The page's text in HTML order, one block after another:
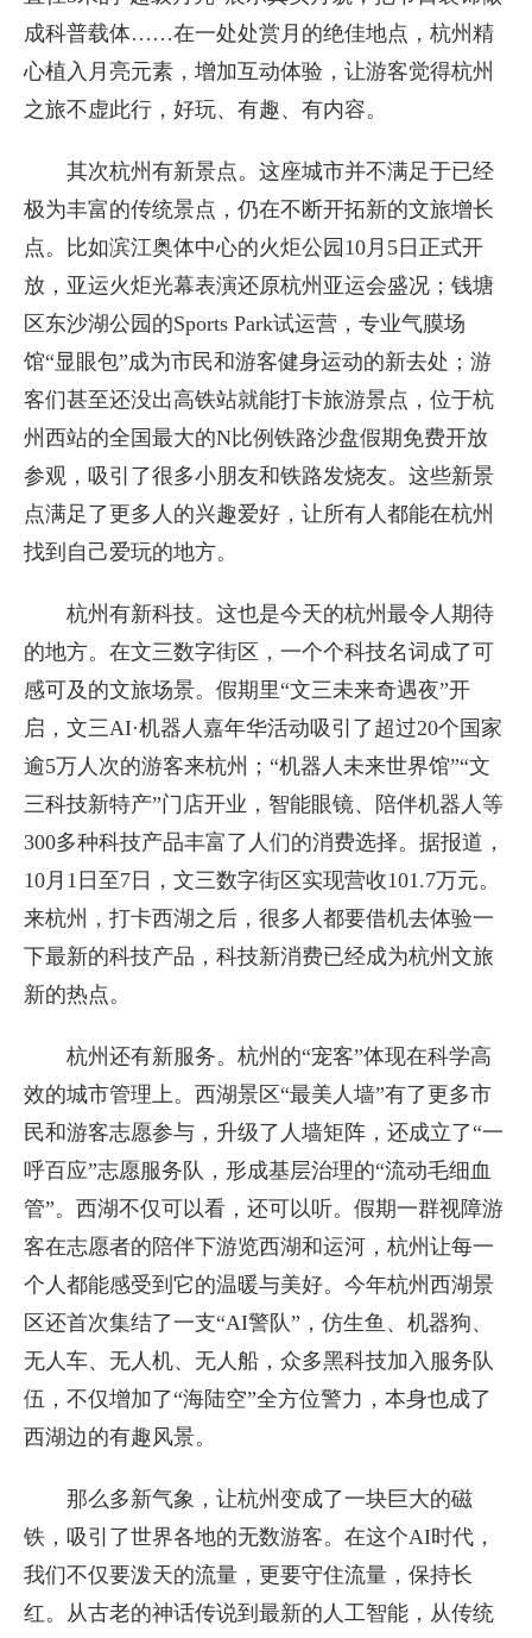
成科普载体……在一处处赏月的绝佳地点，杭州精
心植入月亮元素，增加互动体验，让游客觉得杭州
之旅不虚此行，好玩、有趣、有内容。
其次杭州有新景点。这座城市并不满足于已经
极为丰富的传统景点，仍在不断开拓新的文旅增长
点。比如滨江奥体中心的火炬公园10月5日正式开
放，亚运火炬光幕表演还原杭州亚运会盛况；钱塘
区东沙湖公园的Sports Park试运营，专业气膜场
馆“显眼包”成为市民和游客健身运动的新去处；游
客们甚至还没出高铁站就能打卡旅游景点，位于杭
州西站的全国最大的N比例铁路沙盘假期免费开放
参观，吸引了很多小朋友和铁路发烧友。这些新景
点满足了更多人的兴趣爱好，让所有人都能在杭州
找到自己爱玩的地方。
杭州有新科技。这也是今天的杭州最令人期待
的地方。在文三数字街区，一个个科技名词成了可
感可及的文旅场景。假期里“文三未来奇遇夜”开
启，文三AI·机器人嘉年华活动吸引了超过20个国家
逾5万人次的游客来杭州；“机器人未来世界馆”“文
三科技新特产”门店开业，智能眼镜、陪伴机器人等
300多种科技产品丰富了人们的消费选择。据报道，
10月1日至7日，文三数字街区实现营收101.7万元。
来杭州，打卡西湖之后，很多人都要借机去体验一
下最新的科技产品，科技新消费已经成为杭州文旅
新的热点。
杭州还有新服务。杭州的“宠客”体现在科学高
效的城市管理上。西湖景区“最美人墙”有了更多市
民和游客志愿参与，升级了人墙矩阵，还成立了“一
呼百应”志愿服务队，形成基层治理的“流动毛细血
管”。西湖不仅可以看，还可以听。假期一群视障游
客在志愿者的陪伴下游览西湖和运河，杭州让每一
个人都能感受到它的温暖与美好。今年杭州西湖景
区还首次集结了一支“AI警队”，仿生鱼、机器狗、
无人车、无人机、无人船，众多黑科技加入服务队
伍，不仅增加了“海陆空”全方位警力，本身也成了
西湖边的有趣风景。
那么多新气象，让杭州变成了一块巨大的磁
铁，吸引了世界各地的无数游客。在这个AI时代，
我们不仅要泼天的流量，更要守住流量，保持长
红。从古老的神话传说到最新的人工智能，从传统